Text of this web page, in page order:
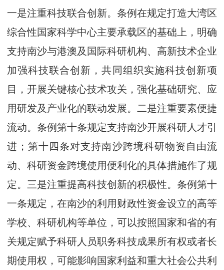
一是注重科技联合创新。条例在规定打造大湾区
综合性国家科学中心主要承载区的基础上，明确
支持南沙与港澳及国际科研机构、高新技术企业
加强科技联合创新，共同组织实施科技创新项
目，开展关键核心技术攻关，强化基础研究、应
用研发及产业化的联动发展。二是注重要素便捷
流动。条例第十条规定支持南沙开展科研人才引
进；第十四条对支持南沙跨境科研物资自由流
动、科研资金跨境使用便利化的具体措施作了规
定。三是注重提高科技创新的积极性。条例第十
一条规定，在南沙的利用财政性资金设立的高等
学校、科研机构等单位，可以按照国家和省的有
关规定赋予科研人员职务科技成果所有权或者长
期使用权，可能影响国家利益和重大社会公共利